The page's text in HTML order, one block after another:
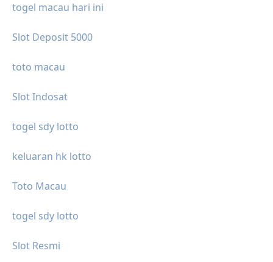
togel macau hari ini
Slot Deposit 5000
toto macau
Slot Indosat
togel sdy lotto
keluaran hk lotto
Toto Macau
togel sdy lotto
Slot Resmi